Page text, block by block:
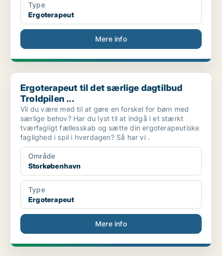
Type
Ergoterapeut
Mere info
Ergoterapeut til det særlige dagtilbud Troldpilen ...
Ergoterapeut til det særlige dagtilbud
Troldpilen ...
Vil du være med til at gøre en forskel for børn med
særlige behov? Har du lyst til at indgå i et stærkt
tværfagligt fællesskab og sætte din ergoterapeutiske
faglighed i spil i hverdagen? Så har vi .
Område
Storkøbenhavn
Type
Ergoterapeut
Mere info